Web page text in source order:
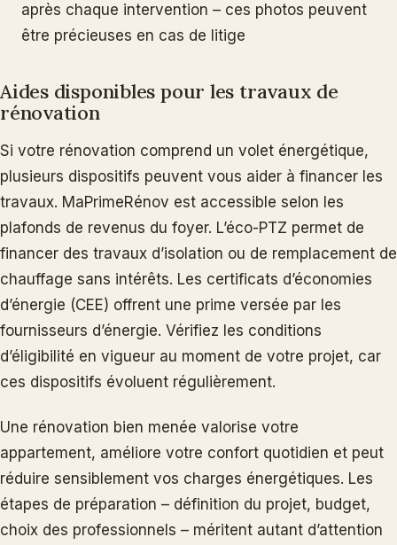
après chaque intervention – ces photos peuvent
être précieuses en cas de litige
Aides disponibles pour les travaux de
rénovation
Si votre rénovation comprend un volet énergétique,
plusieurs dispositifs peuvent vous aider à financer les
travaux. MaPrimeRénov est accessible selon les
plafonds de revenus du foyer. L’éco-PTZ permet de
financer des travaux d’isolation ou de remplacement de
chauffage sans intérêts. Les certificats d’économies
d’énergie (CEE) offrent une prime versée par les
fournisseurs d’énergie. Vérifiez les conditions
d’éligibilité en vigueur au moment de votre projet, car
ces dispositifs évoluent régulièrement.
Une rénovation bien menée valorise votre
appartement, améliore votre confort quotidien et peut
réduire sensiblement vos charges énergétiques. Les
étapes de préparation – définition du projet, budget,
choix des professionnels – méritent autant d’attention